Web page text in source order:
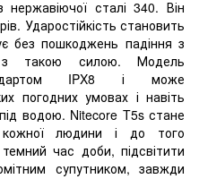
сталі 340. Він
Ударостійкість становить
без пошкоджень падіння з
такою силою. Модель
IPX8 і може
погодних умовах і навіть
водою. Nitecore T5s стане
людини і до того
час доби, підсвітити
супутником, завжди